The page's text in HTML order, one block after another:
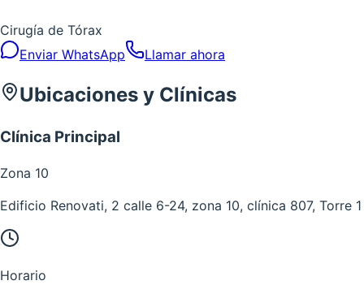
Cirugía de Tórax
Enviar WhatsApp
Llamar ahora
Ubicaciones y Clínicas
Clínica Principal
Zona 10
Edificio Renovati, 2 calle 6-24, zona 10, clínica 807, Torre 1
Horario